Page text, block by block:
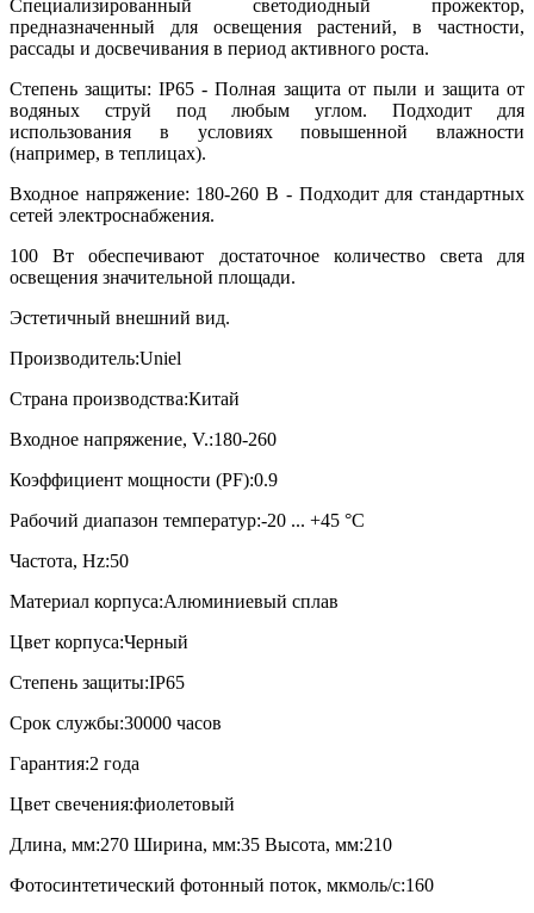
Специализированный светодиодный прожектор,
предназначенный для освещения растений, в частности,
рассады и досвечивания в период активного роста.
Степень защиты: IP65 - Полная защита от пыли и защита от
водяных струй под любым углом. Подходит для
использования в условиях повышенной влажности
(например, в теплицах).
Входное напряжение: 180-260 В - Подходит для стандартных
сетей электроснабжения.
100 Вт обеспечивают достаточное количество света для
освещения значительной площади.
Эстетичный внешний вид.
Производитель:Uniel
Страна производства:Китай
Входное напряжение, V.:180-260
Коэффициент мощности (PF):0.9
Рабочий диапазон температур:-20 ... +45 °C
Частота, Hz:50
Материал корпуса:Алюминиевый сплав
Цвет корпуса:Черный
Степень защиты:IP65
Срок службы:30000 часов
Гарантия:2 года
Цвет свечения:фиолетовый
Длина, мм:270 Ширина, мм:35 Высота, мм:210
Фотосинтетический фотонный поток, мкмоль/c:160